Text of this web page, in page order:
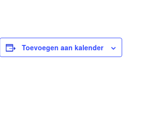
Toevoegen aan kalender